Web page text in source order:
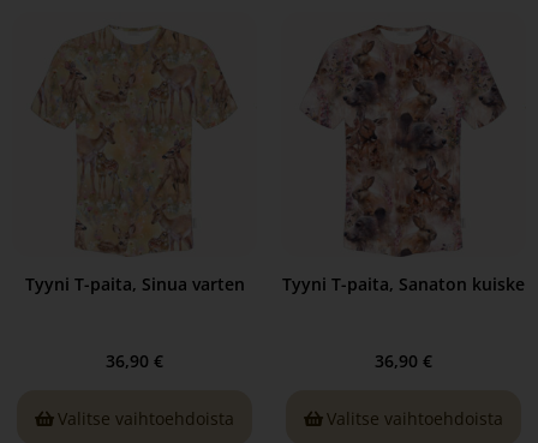
Tyyni T-paita, Sinua varten
36,90 €
Valitse vaihtoehdoista
Tyyni T-paita, Sanaton kuiske
36,90 €
Valitse vaihtoehdoista